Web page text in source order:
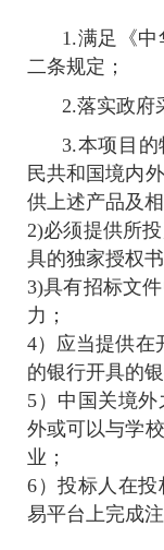
1.满足《
二条规定；
2.落实政府
3.本项目
民共和国境内
供上述产品及
2)必须提供所
具的独家授权书
3)具有招标文
力；
4）应当提供在
的银行开具的
5）中国关境
外或可以与学
业；
6）投标人在
易平台上完成